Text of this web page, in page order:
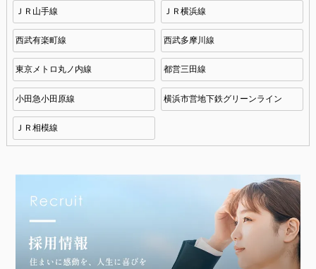
ＪＲ山手線 ＪＲ横浜線
西武有楽町線 西武多摩川線
東京メトロ丸ノ内線 都営三田線
小田急小田原線 横浜市営地下鉄グリーンライン
ＪＲ相模線